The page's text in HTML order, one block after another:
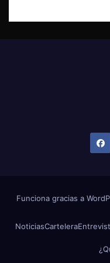
Funciona gracias a
NoticiasCartelera